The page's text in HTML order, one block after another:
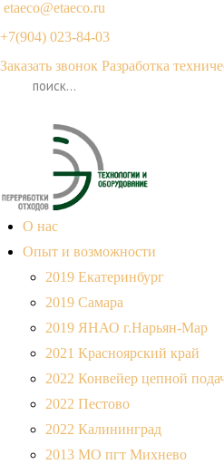
etaeco@etaeco.ru
+7(904) 023-84-03
Заказать звонок Разработка
О нас
Опыт и возможности
2019 Екатеринбург
2019 Самара
2019 ЯНАО г.Нарьян-Мар
2021 Красноярский край
2022 Конвейер цепной
2022 Пестово
2022 Калининград
2013 МО пгт Михнево